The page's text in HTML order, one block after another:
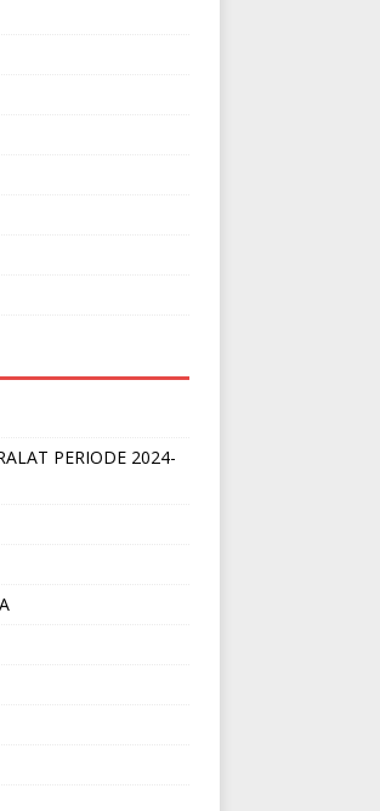
PERIODE 2024-